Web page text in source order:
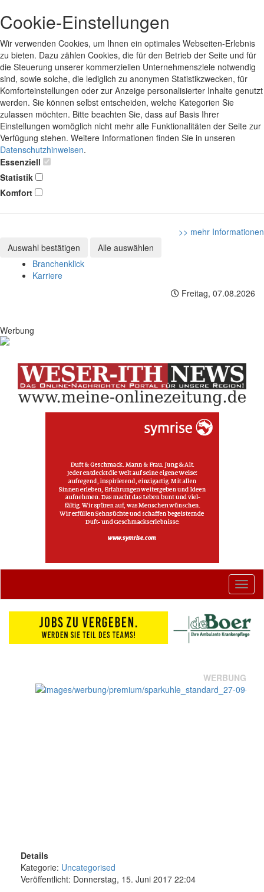
Cookie-Einstellungen
Wir verwenden Cookies, um Ihnen ein optimales Webseiten-Erlebnis
zu bieten. Dazu zählen Cookies, die für den Betrieb der Seite und für
die Steuerung unserer kommerziellen Unternehmensziele notwendig
sind, sowie solche, die lediglich zu anonymen Statistikzwecken, für
Komforteinstellungen oder zur Anzeige personalisierter Inhalte genutzt
werden. Sie können selbst entscheiden, welche Kategorien Sie
zulassen möchten. Bitte beachten Sie, dass auf Basis Ihrer
Einstellungen womöglich nicht mehr alle Funktionalitäten der Seite zur
Verfügung stehen. Weitere Informationen finden Sie in unseren
Datenschutzhinweisen.
Essenziell
Statistik
Komfort
>> mehr Informationen
Auswahl bestätigen
Alle auswählen
Branchenklick
Karriere
Freitag, 07.08.2026
Werbung
WERBUNG
Details
Kategorie: Uncategorised
Veröffentlicht: Donnerstag, 15. Juni 2017 22:04